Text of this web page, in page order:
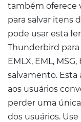
também oferece
para salvar itens
pode usar esta
Thunderbird para
EMLX, EML,
salvamento.
aos usuários
perder uma
dos usuários.